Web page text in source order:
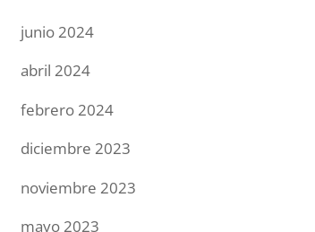
junio 2024
abril 2024
febrero 2024
diciembre 2023
noviembre 2023
mayo 2023